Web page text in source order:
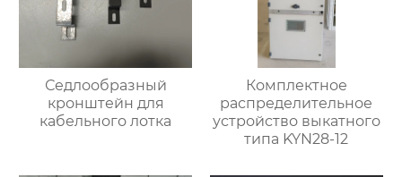
Седлообразный
кронштейн для
кабельного лотка
Комплектное
распределительное
устройство выкатного
типа KYN28-12